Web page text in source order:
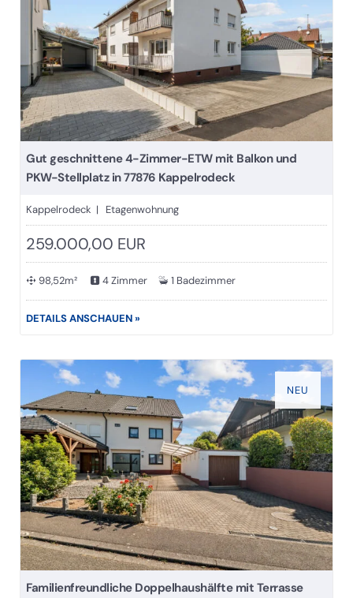
Gut geschnittene 4-Zimmer-ETW mit Balkon und
PKW-Stellplatz in 77876 Kappelrodeck
Kappelrodeck | Etagenwohnung
259.000,00 EUR
98,52m² 4 Zimmer 1 Badezimmer
DETAILS ANSCHAUEN »
NEU
Familienfreundliche Doppelhaushälfte mit Terrasse